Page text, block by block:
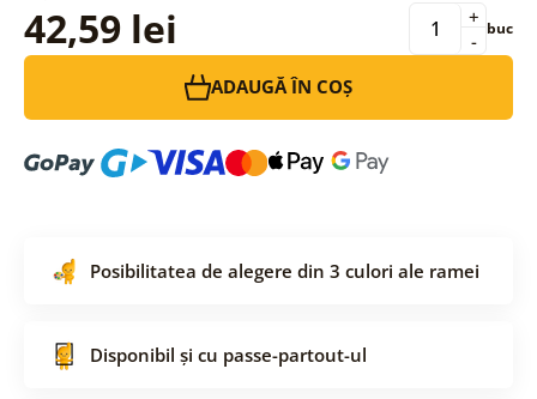
42,59 lei -
+ buc
ADAUGĂ ÎN COȘ
Posibilitatea de alegere din 3 culori ale ramei
Disponibil și cu passe-partout-ul